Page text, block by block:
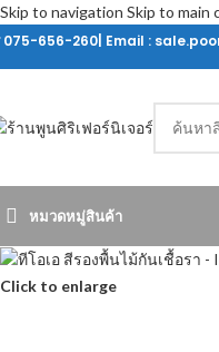
Skip to navigation Skip to main
075-656-260| Email :
หมวดหมู่สินค้า
Click to enlarge